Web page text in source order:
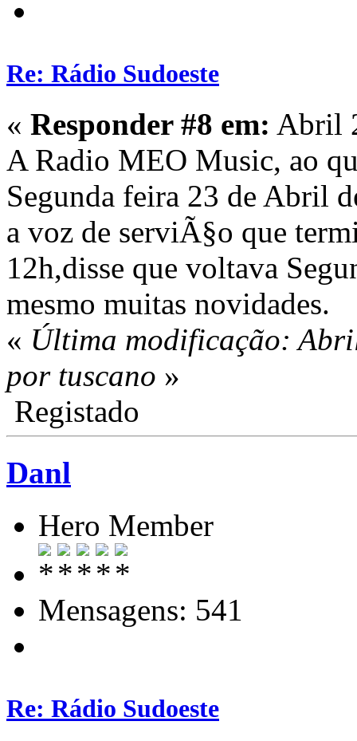
Re: Rádio Sudoeste
« Responder #8 em: Abril
A Radio MEO Music, ao
Segunda feira 23 de Abril
a voz de serviÃ§o que
12h,disse que voltava
mesmo muitas novidades.
« Última modificação:
por tuscano »
Registado
Danl
Hero Member
Mensagens: 541
Re: Rádio Sudoeste